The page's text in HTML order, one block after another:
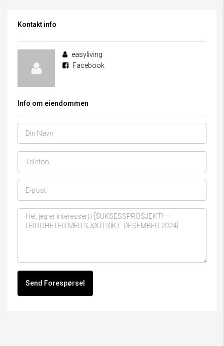
Kontakt info
easyliving
Facebook
Info om eiendommen
Send Forespørsel